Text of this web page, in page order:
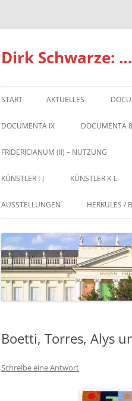
Zum
springen
Dirk Schwarze:
START AKTUELLES
DOCUMENTA IX DOCUMENTA 8
FRIDERICIANUM (II) – NUTZUNG
KÜNSTLER I-J KÜNSTLER K-L
AUSSTELLUNGEN HERKULES /
Boetti, Torres, Alys
Schreibe eine Antwort